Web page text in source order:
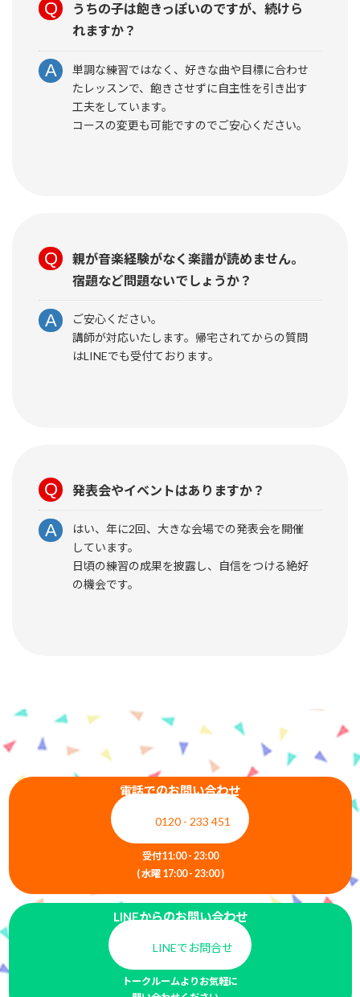
うちの子は飽きっぽいのですが、続けら
れますか？
単調な練習ではなく、好きな曲や目標に合わせ
たレッスンで、飽きさせずに自主性を引き出す
工夫をしています。
コースの変更も可能ですのでご安心ください。
親が音楽経験がなく楽譜が読めません。
宿題など問題ないでしょうか？
ご安心ください。
講師が対応いたします。帰宅されてからの質問
はLINEでも受付ております。
発表会やイベントはありますか？
はい、年に2回、大きな会場での発表会を開催
しています。
日頃の練習の成果を披露し、自信をつける絶好
の機会です。
電話でのお問い合わせ
0120 - 233 451
受付11:00 - 23:00
( 水曜 17:00 - 23:00 )
LINEからのお問い合わせ
LINEでお問合せ
トークルームよりお気軽に